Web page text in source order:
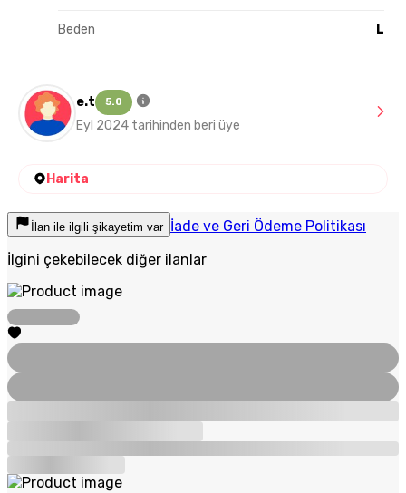
Beden L
e.t 5.0
Eyl 2024 tarihinden beri üye
Harita
İlan ile ilgili şikayetim var İade ve Geri Ödeme Politikası
İlgini çekebilecek diğer ilanlar